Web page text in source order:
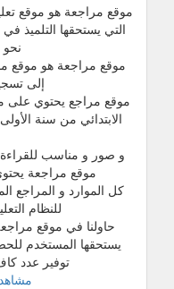
موقع مراجعة هو موقع
التي يستحقها التلميذ في
نحو
موقع مراجعة هو موقع
إلى
موقع مراجع يحتوي على
الابتدائي من سنة
موقع مراجعة
كل الموارد و المراجع
للنظام
حاولنا في موقع
يستحقها المستخدم
توفير عدد